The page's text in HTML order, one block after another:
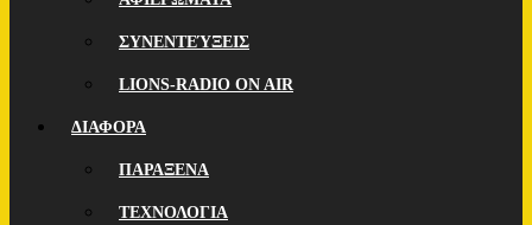
ΣΥΝΕΝΤΕΎΞΕΙΣ
LIONS-RADIO ON AIR
ΔΙΑΦΟΡΑ
ΠΑΡΑΞΕΝΑ
ΤΕΧΝΟΛΟΓΙΑ